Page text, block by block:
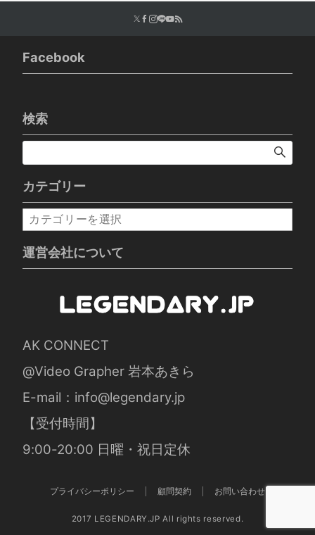
Facebook
検索
カテゴリー
カ
テ
ゴ
リ
運営会社について
AK CONNECT
@Video Grapher 岩本あきら
E-mail： info@legendary.jp
【受付時間】
9:00-20:00 日曜・祝日定休
プライバシーポリシー 顧問契約 お問い合わせ
2017 LEGENDARY.JP All rights reserved.